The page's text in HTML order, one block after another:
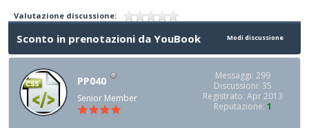
Valutazione discussione:
Modi discussione
Sconto in prenotazioni da YouBook
PP040
Senior Member
Messaggi: 299
Discussioni: 35
Registrato: Apr 2013
Reputazione: 1